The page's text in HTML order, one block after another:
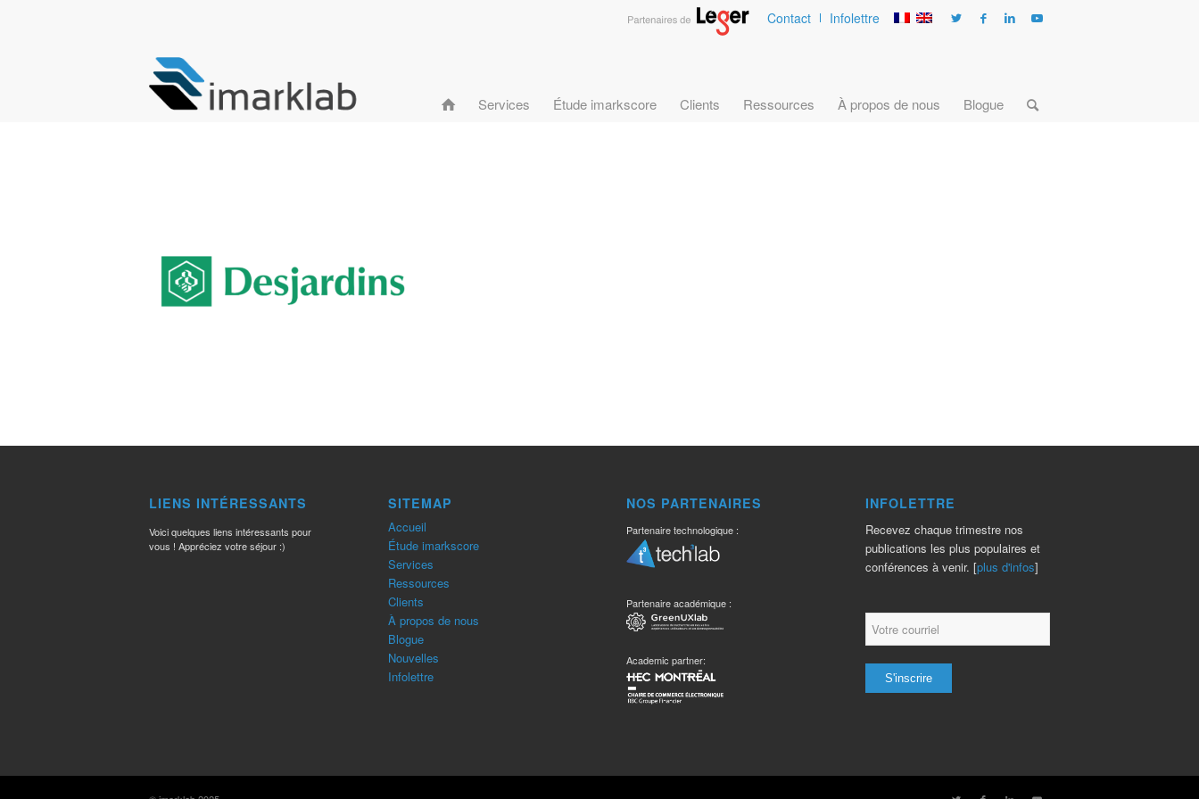
Contact Infolettre
Services Étude imarkscore Clients Ressources À propos de nous Blogue
LIENS INTÉRESSANTS
Voici quelques liens intéressants pour
vous ! Appréciez votre séjour :)
SITEMAP
Accueil
Étude imarkscore
Services
Ressources
Clients
À propos de nous
Blogue
Nouvelles
Infolettre
NOS PARTENAIRES
Partenaire technologique :
Partenaire académique :
Academic partner:
INFOLETTRE
Recevez chaque trimestre nos
publications les plus populaires et
conférences à venir. [plus d'infos]